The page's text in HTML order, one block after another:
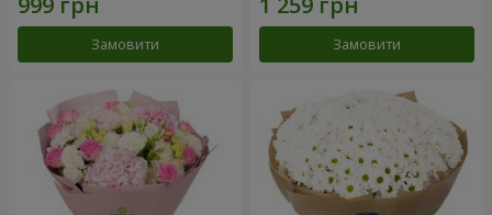
Замовити Замовити